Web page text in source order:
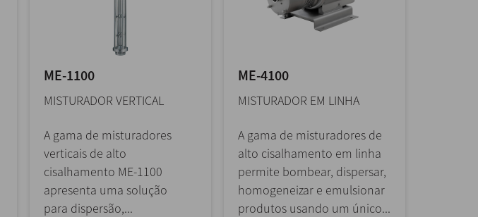
ME-1100
MISTURADOR VERTICAL
A gama de misturadores
verticais de alto
cisalhamento ME-1100
apresenta uma solução
para dispersão,...
ME-4100
MISTURADOR EM LINHA
A gama de misturadores de
alto cisalhamento em linha
permite bombear, dispersar,
homogeneizar e emulsionar
produtos usando um único...